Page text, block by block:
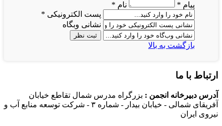
پیام *
نام *
پست الکترونیکی *
نشانی وبگاه
بازگشت به بالا
ارتباط با ما
آدرس دبیرخانه انجمن : بزرگراه مدرس شمال تقاطع خیابان
آفریقای شمالی - خیابان بیدار - شماره ۳ - شرکت توسعه منابع آب و
نیروی ایران